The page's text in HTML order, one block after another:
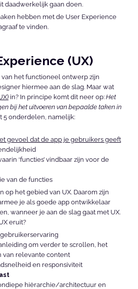
daadwerkelijk gaan doen.
hebben met de User Experience
te vinden.
(UX)
het functioneel ontwerp zijn
hiermee aan de slag. Maar wat
in? In principe komt dit neer op: Het
bij het uitvoeren van bepaalde taken in
5 onderdelen, namelijk:
gevoel dat de app je gebruikers geeft
‘functies’ vindbaar zijn voor de
van de functies
op het gebied van UX. Daarom zijn
je als goede app ontwikkelaar
wanneer je aan de slag gaat met UX.
eruit?
om verder te scrollen, het
van relevante content
en responsiviteit
hiërarchie/architectuur en